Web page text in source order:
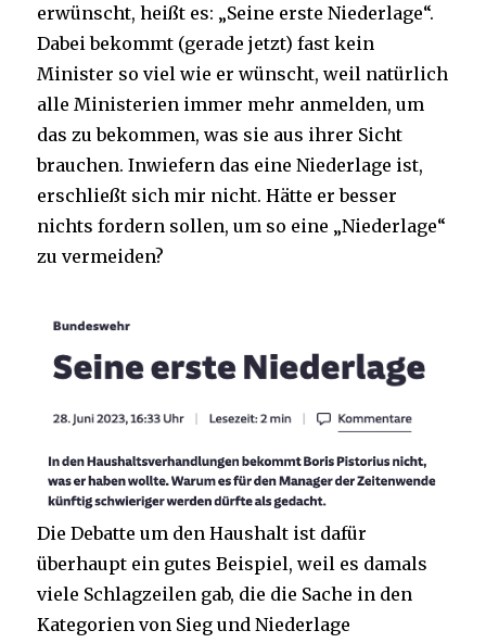
erwünscht, heißt es: „Seine erste Niederlage“.
Dabei bekommt (gerade jetzt) fast kein
Minister so viel wie er wünscht, weil natürlich
alle Ministerien immer mehr anmelden, um
das zu bekommen, was sie aus ihrer Sicht
brauchen. Inwiefern das eine Niederlage ist,
erschließt sich mir nicht. Hätte er besser
nichts fordern sollen, um so eine „Niederlage“
zu vermeiden?
Die Debatte um den Haushalt ist dafür
überhaupt ein gutes Beispiel, weil es damals
viele Schlagzeilen gab, die die Sache in den
Kategorien von Sieg und Niederlage